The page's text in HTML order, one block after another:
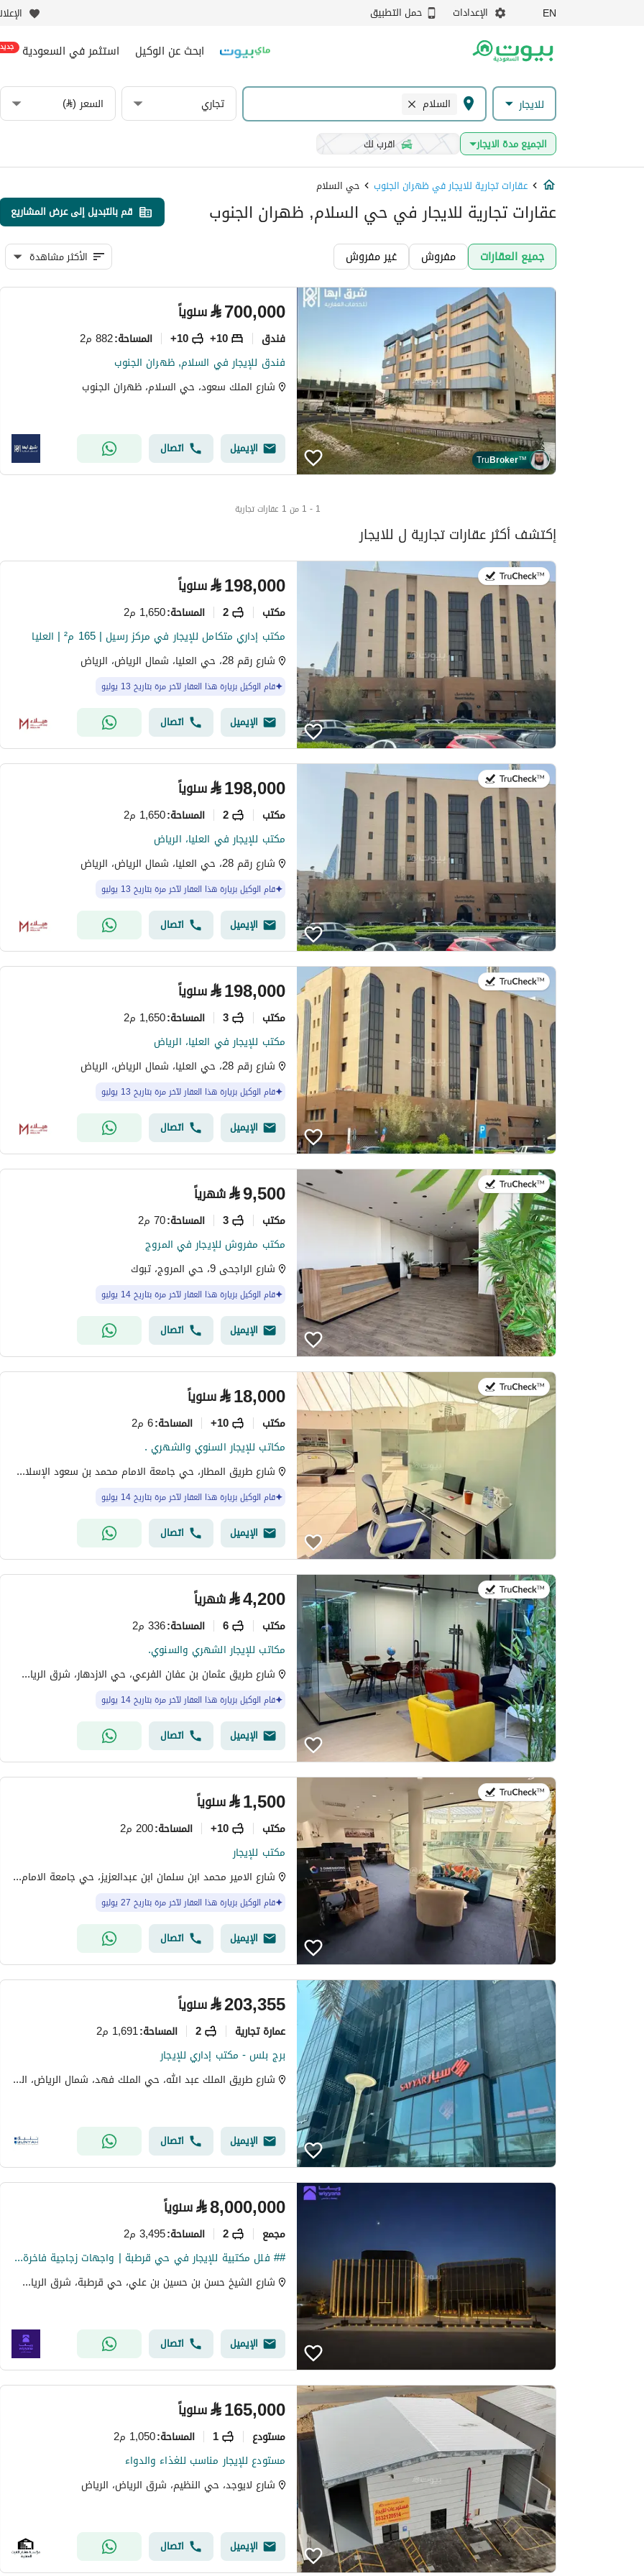
EN الإعدادات حمل التطبيق
ابحث عن الوكيل استثمر في السعودية جديد
للايجار السلام تجاري السعر (⃁)
الجميع مدة الايجار اقرب لك
عقارات تجارية للايجار في ظهران الجنوب حي السلام
عقارات تجارية للايجار في حي السلام, ظهران الجنوب قم بالتبديل إلى عرض المشاريع
جميع العقارات مفروش غير مفروش الأكثر مشاهدة
TruBroker™
⃁700,000 سنوياً
فندق 10+
10+ المساحة:882 م2
فندق للإيجار في السلام, ظهران الجنوب
شارع الملك سعود، حي السلام، ظهران الجنوب
الإيميل اتصال
1 - 1 من 1 عقارات تجارية
إكتشف أكثر عقارات تجارية ل للايجار
في:13 يوليو 2026 ⃁198,000 سنوياً
مکتب 2 المساحة:1,650 م2
مكتب إداري متكامل للإيجار في مركز رسيل | 165 م² | العليا
شارع رقم 28، حي العليا، شمال الرياض، الرياض
قام الوكيل بزيارة هذا العقار لآخر مرة بتاريخ 13 يوليو
الإيميل اتصال
في:13 يوليو 2026 ⃁198,000 سنوياً
مکتب 2 المساحة:1,650 م2
مكتب للإيجار في العليا، الرياض
شارع رقم 28، حي العليا، شمال الرياض، الرياض
قام الوكيل بزيارة هذا العقار لآخر مرة بتاريخ 13 يوليو
الإيميل اتصال
في:13 يوليو 2026 ⃁198,000 سنوياً
مکتب 3 المساحة:1,650 م2
مكتب للإيجار في العليا، الرياض
شارع رقم 28، حي العليا، شمال الرياض، الرياض
قام الوكيل بزيارة هذا العقار لآخر مرة بتاريخ 13 يوليو
الإيميل اتصال
في:14 يوليو 2026 ⃁9,500 شهرياً
مکتب 3 المساحة:70 م2
مكتب مفروش للإيجار في المروج
شارع الراجحى 9، حي المروج، تبوك
قام الوكيل بزيارة هذا العقار لآخر مرة بتاريخ 14 يوليو
الإيميل اتصال
⃁18,000 سنوياً
مکتب 10+ المساحة:6 م2
مكاتب للإيجار السنوي والشهري .
شارع طريق المطار، حي جامعة الامام محمد بن سعود الإسلامية، شمال الرياض، الرياض
قام الوكيل بزيارة هذا العقار لآخر مرة بتاريخ 14 يوليو
الإيميل اتصال
في:14 يوليو 2026 ⃁4,200 شهرياً
مکتب 6 المساحة:336 م2
مكاتب للإيجار الشهري والسنوي.
شارع طريق عثمان بن عفان الفرعي، حي الازدهار، شرق الرياض، الرياض
قام الوكيل بزيارة هذا العقار لآخر مرة بتاريخ 14 يوليو
الإيميل اتصال
⃁1,500 سنوياً
مکتب 10+ المساحة:200 م2
مكتب للإيجار
شارع الامير محمد ابن سلمان ابن عبدالعزيز، حي جامعة الامام محمد بن سعود الإسلامية، شمال الرياض، الرياض
قام الوكيل بزيارة هذا العقار لآخر مرة بتاريخ 27 يوليو
الإيميل اتصال
⃁203,355 سنوياً
عمارة تجارية 2 المساحة:1,691 م2
برج بلس - مكتب إداري للإيجار
شارع طريق الملك عبد الله، حي الملك فهد، شمال الرياض، الرياض
الإيميل اتصال
⃁8,000,000 سنوياً
مجمع 2 المساحة:3,495 م2
## فلل مكتبية للإيجار في حي قرطبة | واجهات زجاجية فاخرة ومواصفات أعمال متكاملة
شارع الشيخ حسن بن حسين بن علي، حي قرطبة، شرق الرياض، الرياض
الإيميل اتصال
⃁165,000 سنوياً
مستودع 1 المساحة:1,050 م2
مستودع للإيجار مناسب للغذاء والدواء
شارع لايوجد، حي النظيم، شرق الرياض، الرياض
الإيميل اتصال